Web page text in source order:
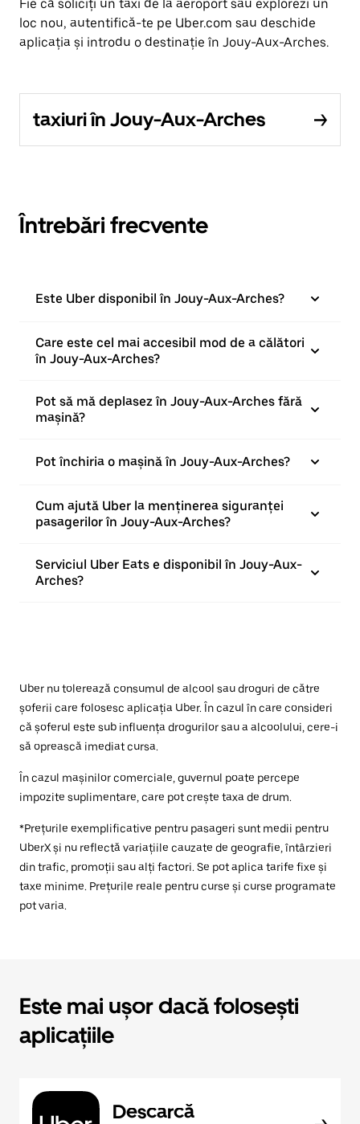
Fie că soliciți un taxi de la aeroport sau explorezi un
loc nou, autentifică-te pe Uber.com sau deschide
aplicația și introdu o destinație în Jouy-Aux-Arches.
taxiuri în Jouy-Aux-Arches
Întrebări frecvente
Este Uber disponibil în Jouy-Aux-Arches?
Care este cel mai accesibil mod de a călători
în Jouy-Aux-Arches?
Pot să mă deplasez în Jouy-Aux-Arches fără
mașină?
Pot închiria o mașină în Jouy-Aux-Arches?
Cum ajută Uber la menținerea siguranței
pasagerilor în Jouy-Aux-Arches?
Serviciul Uber Eats e disponibil în Jouy-Aux-
Arches?
Uber nu tolerează consumul de alcool sau droguri de către
șoferii care folosesc aplicația Uber. În cazul în care consideri
că șoferul este sub influența drogurilor sau a alcoolului, cere-i
să oprească imediat cursa.
În cazul mașinilor comerciale, guvernul poate percepe
impozite suplimentare, care pot crește taxa de drum.
*Prețurile exemplificative pentru pasageri sunt medii pentru
UberX și nu reflectă variațiile cauzate de geografie, întârzieri
din trafic, promoții sau alți factori. Se pot aplica tarife fixe și
taxe minime. Prețurile reale pentru curse și curse programate
pot varia.
Este mai ușor dacă folosești
aplicațiile
Descarcă